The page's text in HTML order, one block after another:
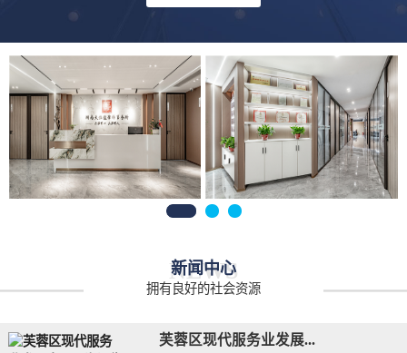
NEWS
新闻中心
拥有良好的社会资源
芙蓉区现代服务业发展...